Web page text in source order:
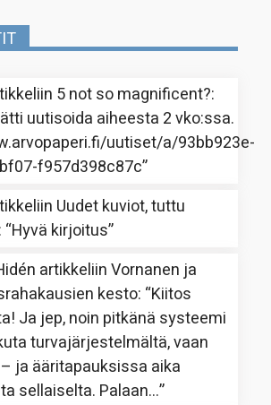
5 not so magnificent?:
uutisoida aiheesta 2 vko:ssa.
uutiset/a/93bb923e-
f957d398c87c”
Uudet kuviot, tuttu
: “Hyvä kirjoitus”
artikkeliinVornanen ja
kesto: “Kiitos
Ja jep, noin pitkänä systeemi
turvajärjestelmältä, vaan
ja ääritapauksissa aika
sellaiselta. Palaan…”